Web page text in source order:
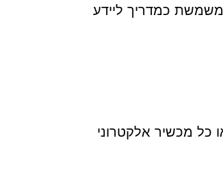
משמשת כמדריך ליידע
כל מכשיר אלקטרוני